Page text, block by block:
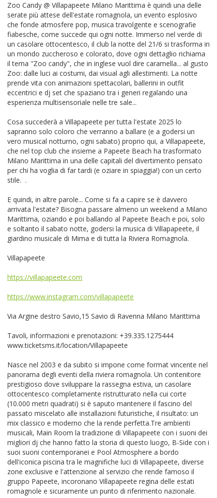
Zoo Candy @ Villapapeete Milano Marittima è quindi una delle
serate più attese dell'estate romagnola, un evento esplosivo
che fonde atmosfere pop, musica travolgente e scenografie
fiabesche, come succede qui ogni notte. Immerso nel verde di
un casolare ottocentesco, il club la notte del 21/6 si trasforma in
un mondo zuccheroso e colorato, dove ogni dettaglio richiama
il tema "Zoo candy", che in inglese vuol dire caramella... al gusto
Zoo: dalle luci ai costumi, dai visual agli allestimenti. La notte
prende vita con animazioni spettacolari, ballerini in outfit
eccentrici e dj set che spaziano tra i generi regalando una
esperienza multisensoriale nelle tre sale...
Cosa succederà a Villapapeete per tutta l'estate 2025 lo
sapranno solo coloro che verranno a ballare (e a godersi un
vero musical notturno, ogni sabato) proprio qui, a Villapapeete,
che nel top club che insieme a Papeete Beach ha trasformato
Milano Marittima in una delle capitali del divertimento pensato
per chi ha voglia di far tardi (e oziare in spiaggia!) con un certo
stile. .
E quindi, in altre parole... Come si fa a capire se è davvero
arrivata l'estate? Bisogna passare almeno un weekend a Milano
Marittima, oziando e poi ballando al Papeete Beach e poi, solo
e soltanto il sabato notte, godersi la musica di Villapapeete, il
giardino musicale di Mima e di tutta la Riviera Romagnola.
Villapapeete
https://villapapeete.com
https://www.instagram.com/villapapeete
Via Argine destro Savio,15 Savio di Ravenna Milano Marittima
Tavoli, informazioni e prenotazioni: +39.335.1275444
www.ticketsms.it/location/Villapapeete
Nasce nel 2003 e da subito si impone come format vincente nel
panorama degli eventi della riviera romagnola. Un contenitore
prestigioso dove sviluppare la rassegna estiva, un casolare
ottocentesco completamente ristrutturato nella cui corte
(10.000 metri quadrati) si è saputo mantenere il fascino del
passato miscelato alle installazioni futuristiche, il risultato: un
mix classico e moderno che la rende perfetta.Tre ambienti
musicali, Main Room la tradizione di Villapapeete con i suoni dei
migliori dj che hanno fatto la storia di questo luogo, B-Side con i
suoi suoni contemporanei e Pool Atmosphere a bordo
dell'iconica piscina tra le magnifiche luci di Villapapeete, diverse
zone exclusive e l'attenzione al servizio che rende famoso il
gruppo Papeete, incoronano Villapapeete regina delle estati
romagnole e sicuramente un punto di riferimento nazionale.